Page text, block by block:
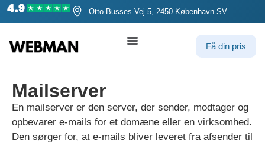
Otto Busses Vej 5, 2450 København SV
Få din pris
Mailserver
En mailserver er den server, der sender, modtager og
opbevarer e-mails for et domæne eller en virksomhed.
Den sørger for, at e-mails bliver leveret fra afsender til